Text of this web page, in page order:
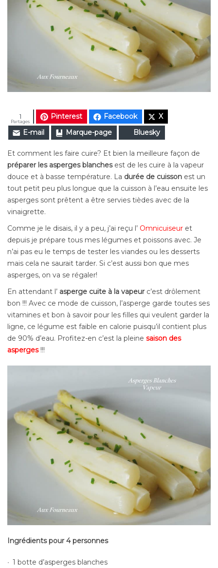
Pinterest Facebook
X
E-mail
Marque-page Bluesky
Partages
1
Et comment les faire cuire? Et bien la meilleure façon de
préparer les asperges blanchesest de les cuire à la vapeur
douce et à basse température. La durée de cuisson est un
tout petit peu plus longue que la cuisson à l’eau ensuite les
asperges sont prêtent a être servies tièdes avec de la
vinaigrette.
Comme je le disais, il y a peu, j’ai reçu l’ Omnicuiseur et
depuis je prépare tous mes légumes et poissons avec. Je
n’ai pas eu le temps de tester les viandes ou les desserts
mais cela ne saurait tarder. Si c’est aussi bon que mes
asperges, on va se régaler!
En attendant l’ asperge cuite à la vapeurc’est drôlement
bon !!! Avec ce mode de cuisson, l’asperge garde toutes ses
vitamines et bon à savoir pour les filles qui veulent garder la
ligne, ce légume est faible en calorie puisqu’il contient plus
de 90% d’eau. Profitez-en c’est la pleine saison des
asperges!!!
Ingrédients pour 4 personnes
1 botte d’asperges blanches